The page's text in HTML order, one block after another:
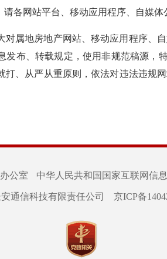
各网站平台、移动应用程序、自媒
属地房地产网站、移动应用程序、
布、转载规定，使用非规范稿源，
、从严从重原则，依法对违法违规
公室 中华人民共和国国家互联网信
通信科技有限责任公司 京ICP备